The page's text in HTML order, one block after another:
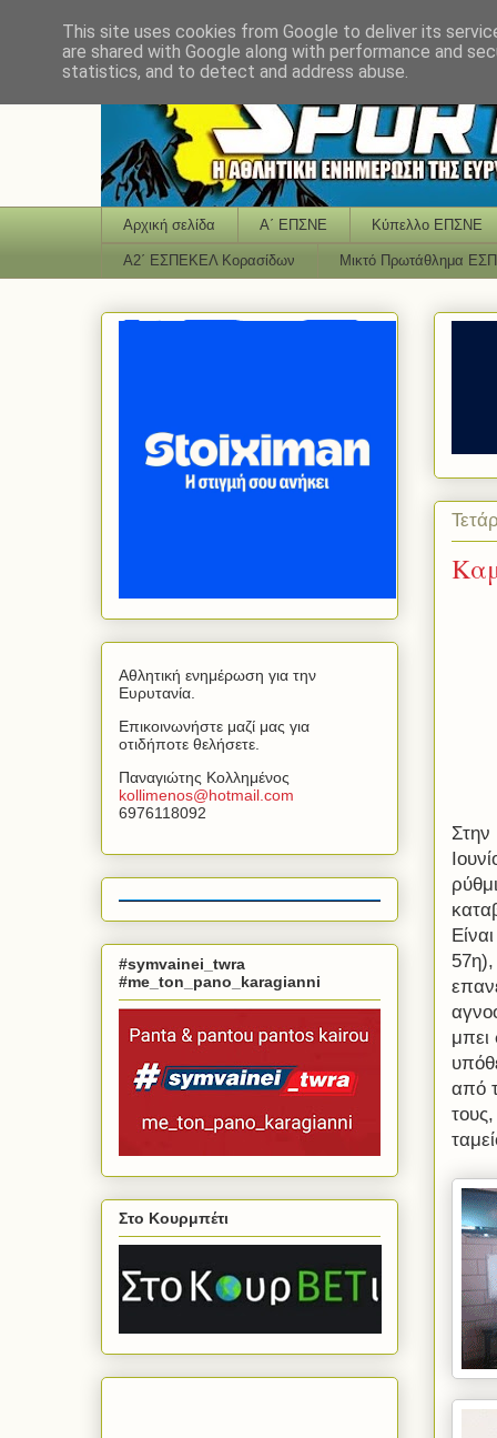
Αρχική σελίδα Α΄ ΕΠΣΝΕ Κύπελλο ΕΠΣΝΕ
Α2΄ ΕΣΠΕΚΕΛ Κορασίδων Μικτό Πρωτάθλημα
μπει
από
Αθλητική ενημέρωση για την
Ευρυτανία.
Επικοινωνήστε μαζί μας για
οτιδήποτε θελήσετε.
Παναγιώτης Κολλημένος
kollimenos@hotmail com
6976118092
#symvainei_twra
#me_ton_pano_karagianni
Στο Κουρμπέτι
This site uses cookies from Google to deliver its
are shared with Google along with performance and
statistics, and to detect and address abuse.